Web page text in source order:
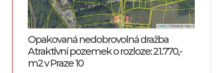
Opakovaná nedobrovolná dražba
Atraktivní pozemek o rozloze: 21.770,-
m2 v Praze 10